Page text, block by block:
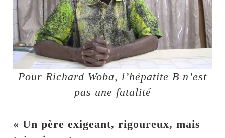
Pour Richard Woba, l’hépatite B n’est
pas une fatalité
« Un père exigeant, rigoureux, mais